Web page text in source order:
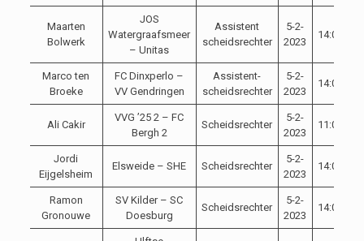
Maarten
Bolwerk
JOS
Watergraafsmeer
– Unitas
Assistent
scheidsrechter
5-2-
2023
14:00
Marco ten
Broeke
FC Dinxperlo –
VV Gendringen
Assistent-
scheidsrechter
5-2-
2023
14:00
Ali Cakir
VVG ’25 2 – FC
Bergh 2
Scheidsrechter
5-2-
2023
11:00
Jordi
Eijgelsheim
Elsweide – SHE Scheidsrechter
5-2-
2023
14:00
Ramon
Gronouwe
SV Kilder – SC
Doesburg
Scheidsrechter
5-2-
2023
14:00